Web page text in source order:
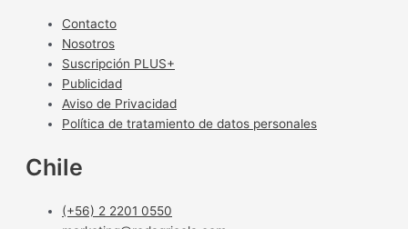
Contacto
Nosotros
Suscripción PLUS+
Publicidad
Aviso de Privacidad
Política de tratamiento de datos personales
Chile
(+56) 2 2201 0550